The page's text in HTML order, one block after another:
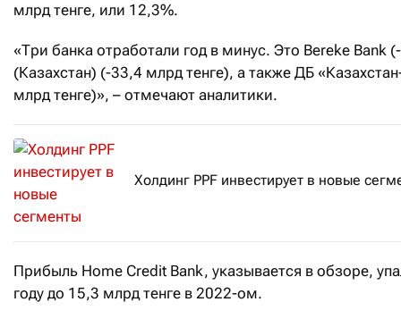
млрд тенге, или 12,3%.
«Три банка отработали год в минус. Это Bereke Bank
(Казахстан) (-33,4 млрд тенге), а также ДБ
млрд тенге)», – отмечают аналитики.
Холдинг PPF инвестирует в новые
Прибыль Home Credit Bank, указывается в обзоре,
году до 15,3 млрд тенге в 2022-ом.